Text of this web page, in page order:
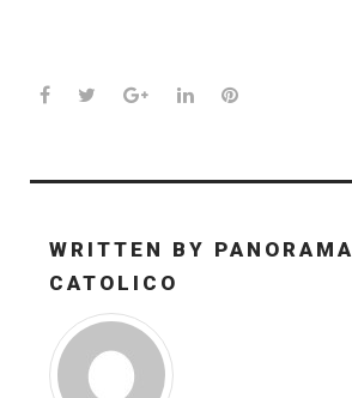
Facebook
TwitterGoogle+LinkedInPinterest
WRITTEN BY PANORAMA
CATOLICO